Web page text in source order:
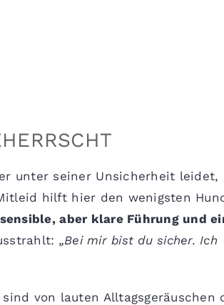
unter seiner Unsicherheit leidet,
hilft hier den wenigsten
sensible, aber klare Führung und
„Bei mir bist du sicher. Ich
von lauten Alltagsgeräuschen